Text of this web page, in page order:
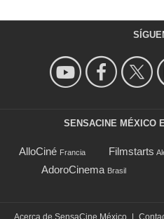
SENSACINE MÉXICO
AlloCiné Francia Filmstarts
AdoroCinema Brasil